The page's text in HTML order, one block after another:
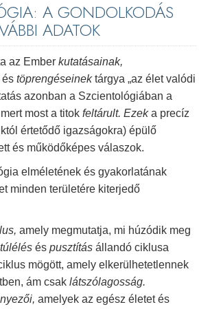
A GONDOLKODÁS
ADATOK
az Ember kutatásainak,
és töprengéseinektárgya „az élet valódi
azonban a Szcientológiában a
most a titok feltárult. Ezeka precíz
értetődő igazságokra) épülő
és működőképes válaszok.
elméletének és gyakorlatának
minden területére kiterjedő
amely megmutatja, mi húzódik meg
és pusztítás állandó ciklusa
mögött, amely elkerülhetetlennek
ám csak látszólagosság.
amelyek az egész életet és